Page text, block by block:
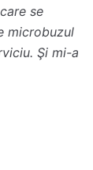
se
microbuzul
Şi mi-a